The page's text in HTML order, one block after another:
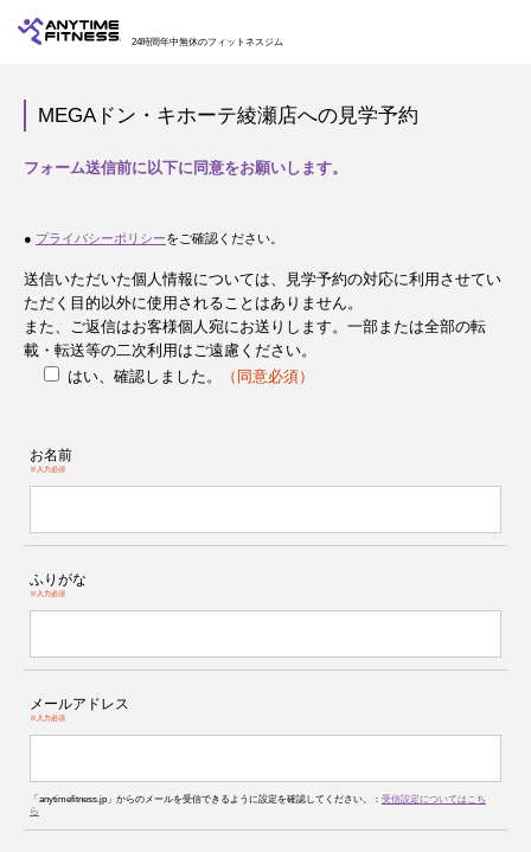
24時間年中無休のフィットネスジム
MEGAドン・キホーテ綾瀬店への見学予約
フォーム送信前に以下に同意をお願いします。
● プライバシーポリシーをご確認ください。
送信いただいた個人情報については、見学予約の対応に利用させてい
ただく目的以外に使用されることはありません。
また、ご返信はお客様個人宛にお送りします。一部または全部の転
載・転送等の二次利用はご遠慮ください。
はい、確認しました。
（同意必須）
お名前
※入力必須
ふりがな
※入力必須
メールアドレス
※入力必須
「anytimefitness.jp」からのメールを受信できるように設定を確認してください。： 受信設定についてはこち
ら